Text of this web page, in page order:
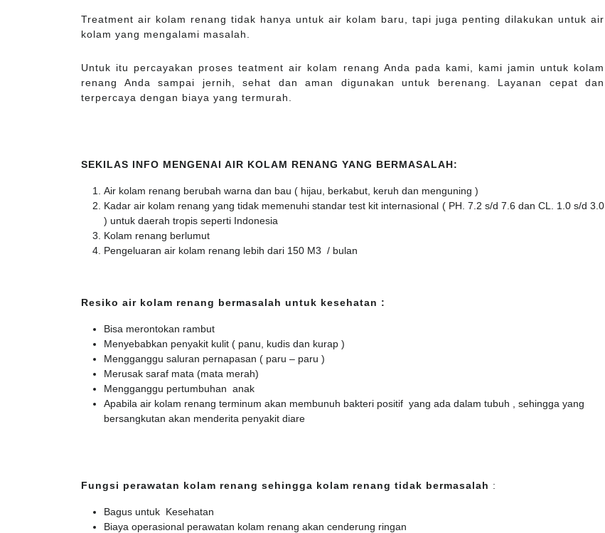
Treatment air kolam renang tidak hanya untuk air kolam baru, tapi juga penting dilakukan untuk air
kolam yang mengalami masalah.
Untuk itu percayakan proses teatment air kolam renang Anda pada kami, kami jamin untuk kolam
renang Anda sampai jernih, sehat dan aman digunakan untuk berenang. Layanan cepat dan
terpercaya dengan biaya yang termurah.
SEKILAS INFO MENGENAI AIR KOLAM RENANG YANG BERMASALAH:
Air kolam renang berubah warna dan bau ( hijau, berkabut, keruh dan menguning )
Kadar air kolam renang yang tidak memenuhi standar test kit internasional ( PH. 7.2 s/d 7.6 dan CL. 1.0 s/d 3.0
) untuk daerah tropis seperti Indonesia
Kolam renang berlumut
Pengeluaran air kolam renang lebih dari 150 M3 / bulan
Resiko air kolam renang bermasalah untuk kesehatan :
Bisa merontokan rambut
Menyebabkan penyakit kulit ( panu, kudis dan kurap )
Mengganggu saluran pernapasan ( paru – paru )
Merusak saraf mata (mata merah)
Mengganggu pertumbuhan anak
Apabila air kolam renang terminum akan membunuh bakteri positif yang ada dalam tubuh , sehingga yang
bersangkutan akan menderita penyakit diare
Fungsi perawatan kolam renang sehingga kolam renang tidak bermasalah :
Bagus untuk Kesehatan
Biaya operasional perawatan kolam renang akan cenderung ringan